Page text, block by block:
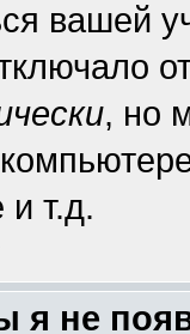
вашей
, но
и т.д.
я не